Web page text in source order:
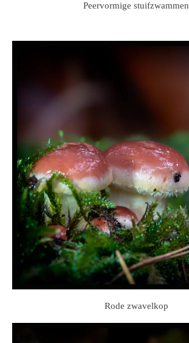
Peervormige stuifzwammen
Rode zwavelkop